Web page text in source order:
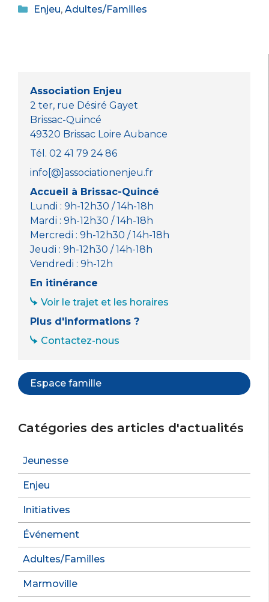
c
o
k
it a
p
ss
er
Catégories
Enjeu, Adultes/Familles
Association Enjeu
2 ter, rue Désiré Gayet
Brissac-Quincé
49320 Brissac Loire Aubance
Tél. 02 41 79 24 86
info[@]associationenjeu.fr
Accueil à Brissac-Quincé
Lundi : 9h-12h30 / 14h-18h
Mardi : 9h-12h30 / 14h-18h
Mercredi : 9h-12h30 / 14h-18h
Jeudi : 9h-12h30 / 14h-18h
Vendredi : 9h-12h
En itinérance
Voir le trajet et les horaires
Plus d'informations ?
Contactez-nous
Espace famille
Catégories des articles d'actualités
Jeunesse
Enjeu
Initiatives
Événement
Adultes/Familles
Marmoville